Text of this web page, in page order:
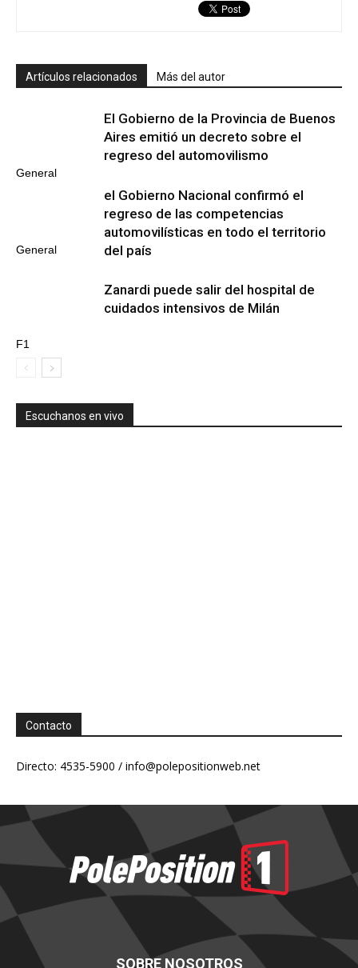
Artículos relacionados Más del autor
General
El Gobierno de la Provincia de Buenos
Aires emitió un decreto sobre el
regreso del automovilismo
General
el Gobierno Nacional confirmó el
regreso de las competencias
automovilísticas en todo el territorio
del país
F1
Zanardi puede salir del hospital de
cuidados intensivos de Milán
Escuchanos en vivo
Contacto
Directo: 4535-5900 / info@polepositionweb.net
SOBRE NOSOTROS